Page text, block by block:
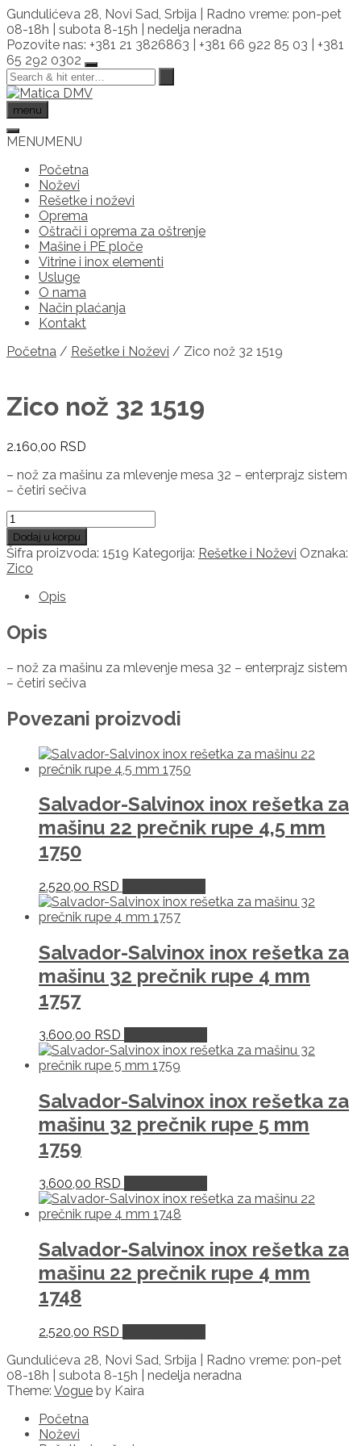
Skip
to
content
Gundulićeva 28, Novi Sad, Srbija | Radno vreme: pon-pet
08-18h | subota 8-15h | nedelja neradna
Pozovite nas: +381 21 3826863 | +381 66 922 85 03 | +381
65 292 0302
menu
MENUMENU
Početna
Noževi
Rešetke i noževi
Oprema
Oštrači i oprema za oštrenje
Mašine i PE ploče
Vitrine i inox elementi
Usluge
O nama
Način plaćanja
Kontakt
Početna / Rešetke i Noževi / Zico nož 32 1519
Zico nož 32 1519
2.160,00 RSD
– nož za mašinu za mlevenje mesa 32 – enterprajz sistem
– četiri sečiva
Zico
nož
32
1519
količina
Dodaj u korpu
Šifra proizvoda: 1519 Kategorija: Rešetke i Noževi Oznaka:
Zico
Opis
Opis
– nož za mašinu za mlevenje mesa 32 – enterprajz sistem
– četiri sečiva
Povezani proizvodi
Salvador-Salvinox inox rešetka za
mašinu 22 prečnik rupe 4,5 mm
1750
2.520,00 RSD
Salvador-Salvinox inox rešetka za
mašinu 32 prečnik rupe 4 mm
1757
3.600,00 RSD
Salvador-Salvinox inox rešetka za
mašinu 32 prečnik rupe 5 mm
1759
3.600,00 RSD
Salvador-Salvinox inox rešetka za
mašinu 22 prečnik rupe 4 mm
1748
2.520,00 RSD
Gundulićeva 28, Novi Sad, Srbija | Radno vreme: pon-pet
08-18h | subota 8-15h | nedelja neradna
Theme: Vogue by Kaira
Početna
Noževi